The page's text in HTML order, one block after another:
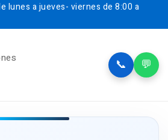
lunes a jueves- viernes de 8:00 a
📞 💬